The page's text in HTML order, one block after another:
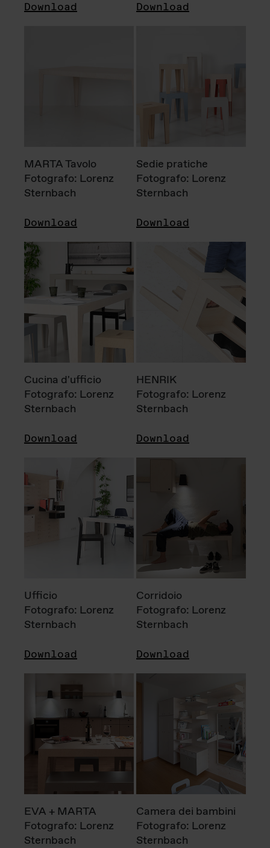
Download Download
MARTA Tavolo
Fotografo: Lorenz
Sternbach
Download
Sedie pratiche
Fotografo: Lorenz
Sternbach
Download
Cucina d'ufficio
Fotografo: Lorenz
Sternbach
Download
HENRIK
Fotografo: Lorenz
Sternbach
Download
Ufficio
Fotografo: Lorenz
Sternbach
Download
Corridoio
Fotografo: Lorenz
Sternbach
Download
EVA + MARTA
Fotografo: Lorenz
Sternbach
Camera dei bambini
Fotografo: Lorenz
Sternbach